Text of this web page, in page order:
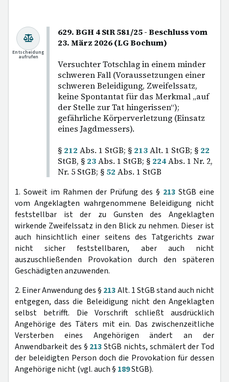
629. BGH 4 StR 581/25 - Beschluss vom
23. März 2026 (LG Bochum)
Versuchter Totschlag in einem minder
schweren Fall (Voraussetzungen einer
schweren Beleidigung, Zweifelssatz,
keine Spontantat für das Merkmal „auf
der Stelle zur Tat hingerissen“);
gefährliche Körperverletzung (Einsatz
eines Jagdmessers).
§ 212 Abs. 1 StGB; § 213Alt. 1 StGB; § 22
StGB, § 23Abs. 1 StGB; § 224Abs. 1 Nr. 2,
Nr. 5 StGB; § 52 Abs. 1 StGB
Entscheidung
aufrufen
1. Soweit im Rahmen der Prüfung des § 213 StGB eine
vom Angeklagten wahrgenommene Beleidigung nicht
feststellbar ist der zu Gunsten des Angeklagten
wirkende Zweifelssatz in den Blick zu nehmen. Dieser ist
auch hinsichtlich einer seitens des Tatgerichts zwar
nicht sicher feststellbaren, aber auch nicht
auszuschließenden Provokation durch den späteren
Geschädigten anzuwenden.
2. Einer Anwendung des § 213Alt. 1 StGB stand auch nicht
entgegen, dass die Beleidigung nicht den Angeklagten
selbst betrifft. Die Vorschrift schließt ausdrücklich
Angehörige des Täters mit ein. Das zwischenzeitliche
Versterben eines Angehörigen ändert an der
Anwendbarkeit des § 213StGB nichts, schmälert der Tod
der beleidigten Person doch die Provokation für dessen
Angehörige nicht (vgl. auch § 189StGB).